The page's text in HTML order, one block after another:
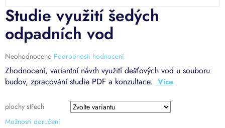
plochy střech
Možnosti doručení
Zhodnocení, variantní návrh využití dešťových vod u souboru
budov, zpracování studie PDF a konzultace.
Studie využití šedých
odpadních vod
Průměrné
hodnocení
produktu
je
z
5
hvězdiček.
Neohodnoceno Podrobnosti hodnocení